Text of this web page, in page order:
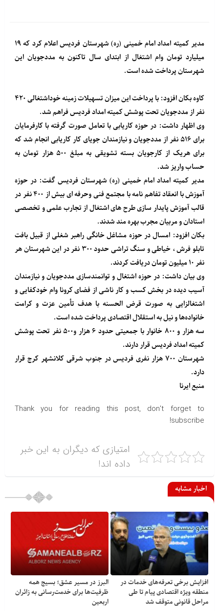
مدیر کمیته امداد امام خمینی (ره) شهرستان فردیس اعلام کرد که ۱۹
میلیارد تومان وام اشتغال از ابتدای سال تاکنون به مددجویان این
شهرستان پرداخت شده است.
کاوه بکان افزود: با پرداخت این میزان تسهیلات زمینه خوداشتغالی ۴۲۰
نفر از مددجویان تحت پوشش کمیته امداد فردیس فراهم شد.
وی اظهار داشت: در حوزه کاریابی با تعامل صورت گرفته با کارفرمایان
برای ۵۱۶ نفر از مددجویان و نیازمندان جویای کار کاریابی انجام شد که
برای هریک از کارجویان بسته تشویقی به مبلغ ۵۰۰ هزار تومان به
حساب واریز شد.
مدیر کمیته امداد امام خمینی (ره) شهرستان فردیس گفت: در حوزه
آموزش با انعقاد تفاهم نامه با مجتمع فنی وحرفه ای بیش از ۴۰۰ نفر در
قالب آموزش پایدار سازی طرح های اشتغال از تجارب علمی و تخصصی
استادان و مربیان مجرب بهره مند شدند.
بکان افزود: امسال در حوزه مشاغل خانگی راهبر شغلی از قبیل بافت
تابلو فرش ، خیاطی و سنگ تراشی حدود ۳۰۰ نفر در این شهرستان هر
نفر ۱۰ میلیون تومان دریافت کردند.
وی بیان داشت: در حوزه اشتغال و توانمندسازی مددجویان و نیازمندان
آسیب دیده در بخش کسب و کار ناشی از فضای کرونا وام خودکفایی و
اشتغالزایی به صورت قرض الحسنه با هدف تأمین عزت و کرامت
خانواده‌ها و نیل به استقلال اقتصادی پرداخت شده است.
سه هزار و ۸۰۰ خانوار با جمعیتی حدود ۶ هزار و۵۰۰ نفر تحت پوشش
کمیته امداد فردیس قرار دارند.
شهرستان ۷۰۰ هزار نفری فردیس در جنوب شرقی کلانشهر کرج قرار
دارد.
منبعایرنا
Thank you for reading this post, don't forget to
subscribe!
امتیازی که دیگران به این خبر
داده اند!
اخبار مشابه
افزایش برخی تعرفه‌های خدمات در
منطقه ویژه اقتصادی پیام تا طی
مراحل قانونی متوقف شد
البرز در مسیر عشق؛ بسیج همه
ظرفیت‌ها برای خدمت‌رسانی به زائران
اربعین